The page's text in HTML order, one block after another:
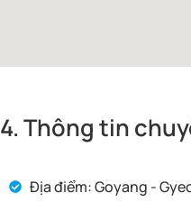
4. Thông tin
Địa điểm: Goyang -